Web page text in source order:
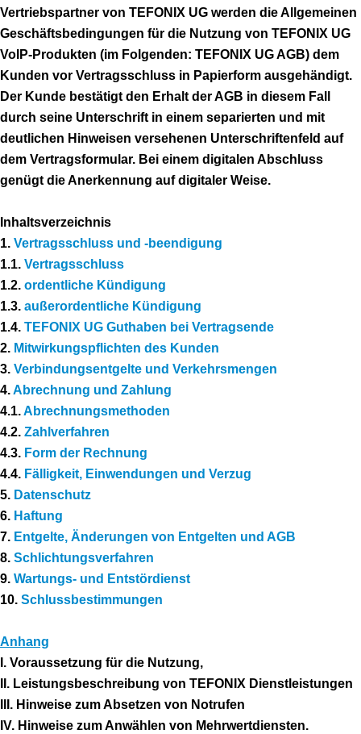
Vertriebspartner von TEFONIX UG werden die Allgemeinen
Geschäftsbedingungen für die Nutzung von TEFONIX UG
VoIP-Produkten (im Folgenden: TEFONIX UG AGB) dem
Kunden vor Vertragsschluss in Papierform ausgehändigt.
Der Kunde bestätigt den Erhalt der AGB in diesem Fall
durch seine Unterschrift in einem separierten und mit
deutlichen Hinweisen versehenen Unterschriftenfeld auf
dem Vertragsformular. Bei einem digitalen Abschluss
genügt die Anerkennung auf digitaler Weise.
Inhaltsverzeichnis
1. Vertragsschluss und -beendigung
1.1. Vertragsschluss
1.2. ordentliche Kündigung
1.3. außerordentliche Kündigung
1.4. TEFONIX UG Guthaben bei Vertragsende
2. Mitwirkungspflichten des Kunden
3. Verbindungsentgelte und Verkehrsmengen
4.Abrechnung und Zahlung
4.1.Abrechnungsmethoden
4.2. Zahlverfahren
4.3. Form der Rechnung
4.4. Fälligkeit, Einwendungen und Verzug
5. Datenschutz
6. Haftung
7. Entgelte, Änderungen von Entgelten und AGB
8. Schlichtungsverfahren
9. Wartungs- und Entstördienst
10. Schlussbestimmungen
Anhang
I. Voraussetzung für die Nutzung,
II. Leistungsbeschreibung von TEFONIX Dienstleistungen
III. Hinweise zum Absetzen von Notrufen
IV. Hinweise zum Anwählen von Mehrwertdiensten.